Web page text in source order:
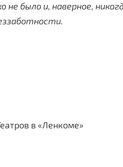
не было и, наверное,
в «Ленкоме»